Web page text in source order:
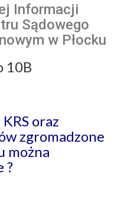
Informacji
Sądowego
w Płocku
10B
oraz
zgromadzone
można
?